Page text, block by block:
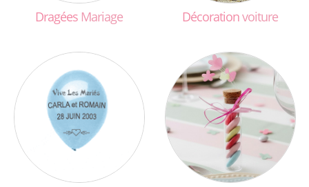
Dragées Mariage Décorationvoiture